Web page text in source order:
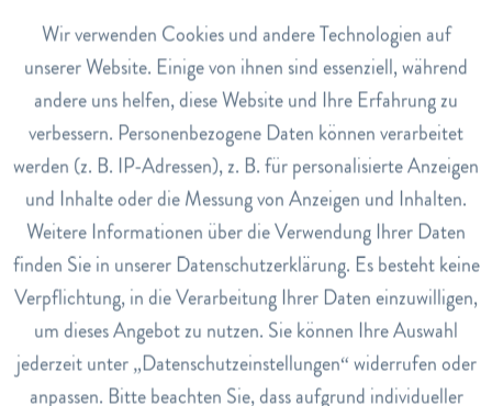
Anmelden
KONTAKT
Abderhalden Drogerie AG
Bahnhofstrasse 9
9630 Wattwil
Tel. 071 988 13 12
info@abderhaldendrogerie.ch
Hotline: 071 988 13 12
Funktionale Aktiv
Marketing Inaktiv
Tracking Inaktiv
Service Inaktiv
Wir verwenden Cookies und andere Technologien auf
unserer Website. Einige von ihnen sind essenziell, während
andere uns helfen, diese Website und Ihre Erfahrung zu
verbessern. Personenbezogene Daten können verarbeitet
werden (z. B. IP-Adressen), z. B. für personalisierte Anzeigen
und Inhalte oder die Messung von Anzeigen und Inhalten.
Weitere Informationen über die Verwendung Ihrer Daten
finden Sie in unserer Datenschutzerklärung. Es besteht keine
Verpflichtung, in die Verarbeitung Ihrer Daten einzuwilligen,
um dieses Angebot zu nutzen. Sie können Ihre Auswahl
jederzeit unter „Datenschutzeinstellungen“ widerrufen oder
anpassen. Bitte beachten Sie, dass aufgrund individueller